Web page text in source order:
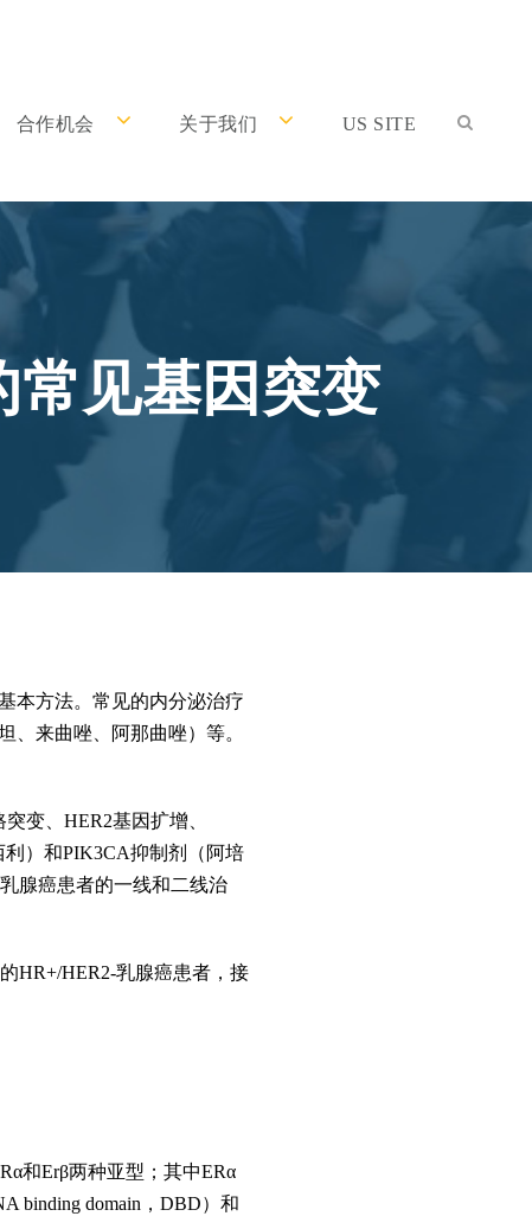
合作机会 关于我们 US SITE
见基因突变
本方法。常见的内分泌治疗
、来曲唑、阿那曲唑）等。
变、HER2基因扩增、
）和PIK3CA抑制剂（阿培
腺癌患者的一线和二线治
HR+/HER2-乳腺癌患者，接
和Erβ两种亚型；其中ERα
binding domain，DBD）和